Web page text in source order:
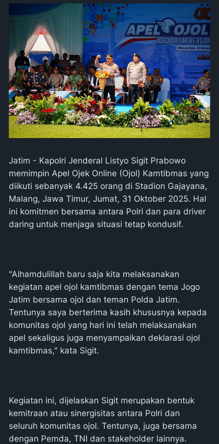
Jatim - Kapolri Jenderal Listyo Sigit Prabowo
memimpin Apel Ojek Online (Ojol) Kamtibmas yang
diikuti sebanyak 4.425 orang di Stadion Gajayana,
Malang, Jawa Timur, Jumat, 31 Oktober 2025. Hal
ini komitmen bersama antara Polri dan para driver
daring untuk menjaga situasi tetap kondusif.
"Alhamdulillah baru saja kita melaksanakan
kegiatan apel ojol kamtibmas dengan tema Jogo
Jatim bersama ojol dan teman Polda Jatim.
Tentunya saya berterima kasih khususnya kepada
komunitas ojol yang hari ini telah melaksanakan
apel sekaligus juga menyampaikan deklarasi ojol
kamtibmas," kata Sigit.
Kegiatan ini, dijelaskan Sigit merupakan bentuk
kemitraan atau sinergisitas antara Polri dan
seluruh komunitas ojol. Tentunya, juga bersama
dengan Pemda, TNI dan stakeholder lainnya.